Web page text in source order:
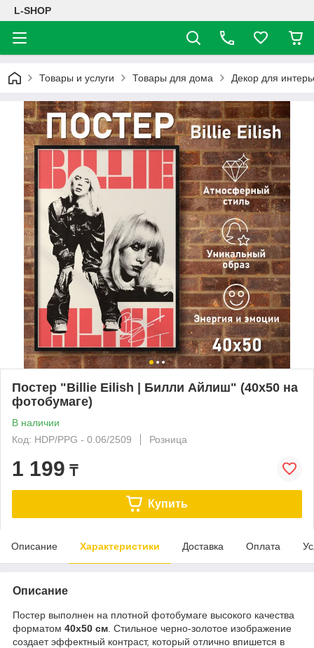
L-SHOP
Товары и услуги Товары для дома Декор для
Постер "Billie Eilish | Билли Айлиш" (40х50 на
фотобумаге)
В наличии
Код: HDP/PPG - 0.06/2509
Розница
1 199 ₸
Купить
Описание Характеристики Доставка Оплата
Описание
Постер выполнен на плотной фотобумаге высокого качества
форматом 40х50 см . Стильное черно-золотое изображение
создает эффектный контраст, который отлично впишется в